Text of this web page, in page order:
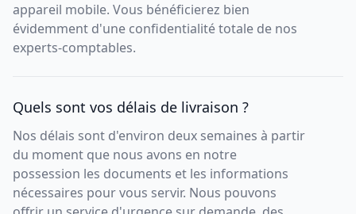
appareil mobile. Vous bénéficierez bien
évidemment d'une confidentialité totale de nos
experts-comptables.
Quels sont vos délais de livraison ?
Nos délais sont d'environ deux semaines à partir
du moment que nous avons en notre
possession les documents et les informations
nécessaires pour vous servir. Nous pouvons